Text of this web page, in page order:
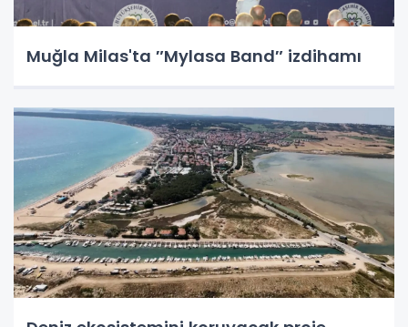
Muğla Milas'ta ″Mylasa Band″ izdihamı